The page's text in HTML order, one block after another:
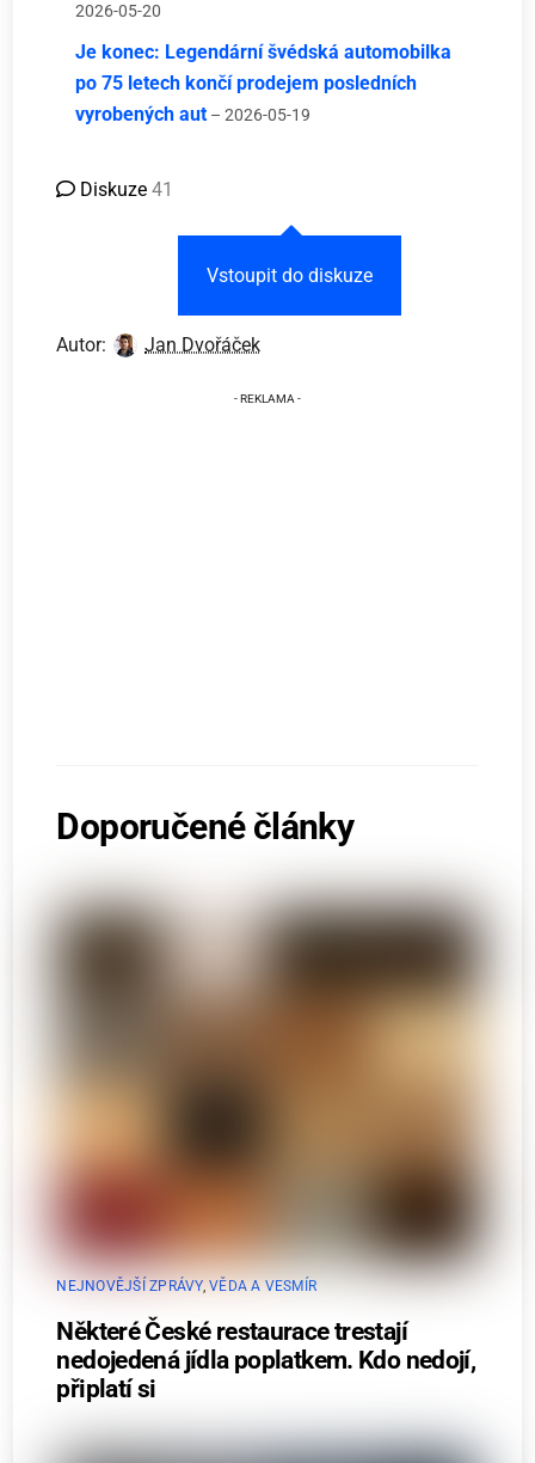
2026-05-20
Je konec: Legendární švédská automobilka
po 75 letech končí prodejem posledních
vyrobených aut – 2026-05-19
Diskuze41
Vstoupit do diskuze
Autor: Jan Dvořáček
Doporučené články
NEJNOVĚJŠÍ ZPRÁVY,VĚDA A VESMÍR
Některé České restaurace trestají
nedojedená jídla poplatkem. Kdo nedojí,
připlatí si